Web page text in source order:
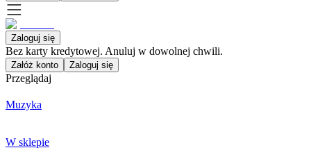
Zaloguj się
Bez karty kredytowej. Anuluj w dowolnej chwili.
Załóż konto Zaloguj się
Przeglądaj
Muzyka
W sklepie